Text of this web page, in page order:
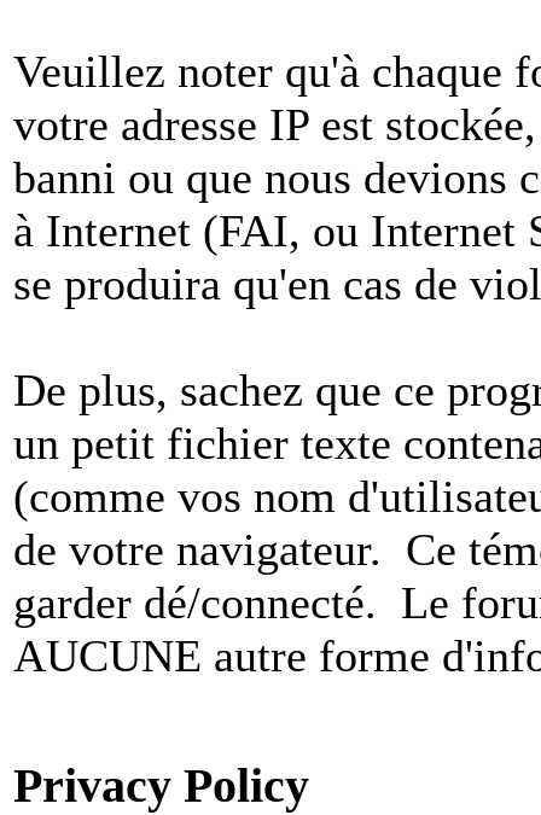
Veuillez noter qu'à chaque
votre adresse IP est
banni ou que nous devions
à Internet (FAI, ou
se produira qu'en cas de
De plus, sachez que ce
un petit fichier texte
(comme vos nom
de votre navigateur. Ce
garder dé/connecté. Le
AUCUNE autre forme
Privacy Policy